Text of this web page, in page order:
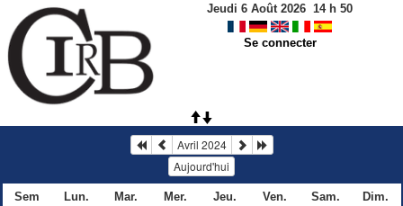
Jeudi 6 Août 2026 14h 50
Se connecter
Avril 2024
Aujourd'hui
Sem Lun. Mar. Mer. Jeu. Ven. Sam.
Dim.